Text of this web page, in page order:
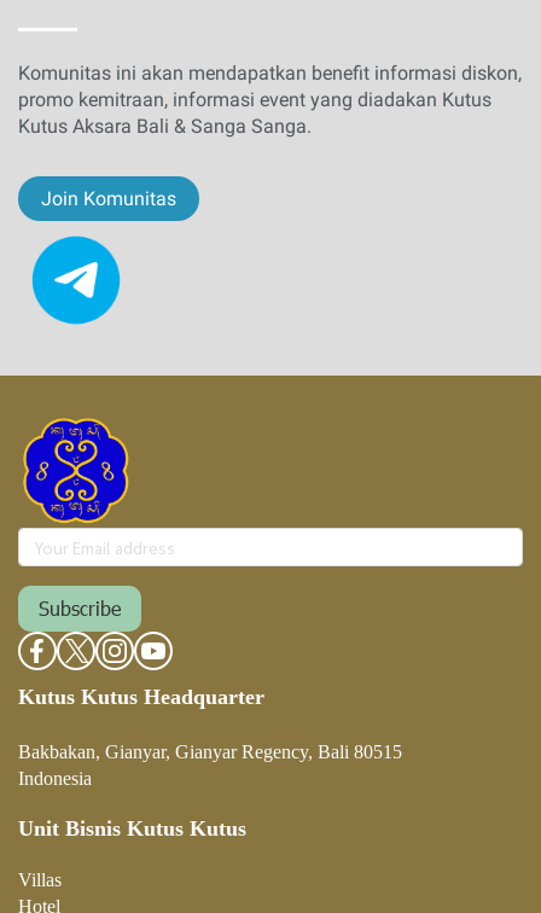
Komunitas ini akan mendapatkan benefit informasi diskon,
promo kemitraan, informasi event yang diadakan Kutus
Kutus Aksara Bali & Sanga Sanga.
Join Komunitas
Subscribe
Kutus Kutus Headquarter
Bakbakan, Gianyar, Gianyar Regency, Bali 80515
Indonesia
Unit Bisnis Kutus Kutus
Villas
Hotel